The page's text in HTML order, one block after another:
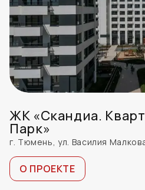
ЖК «Скандиа.
Парк»
г. Тюмень, ул. Василия
О ПРОЕКТЕ